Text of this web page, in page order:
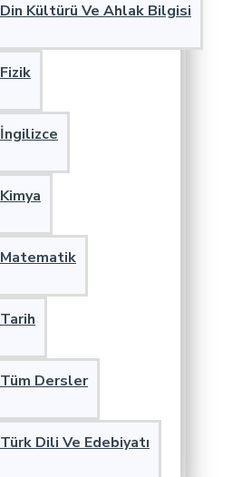
Din Kültürü Ve Ahlak Bilgisi
Fizik
İngilizce
Kimya
Matematik
Tarih
Tüm Dersler
Türk Dili Ve Edebiyatı